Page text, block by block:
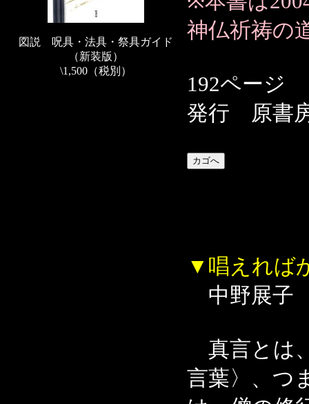
図説 呪具・法具・祭具ガイド
（新装版）
\1,500（税別）
神仏祈祷の
192ページ
発行 原書
▼唱えれば
中野展子
真言とは
言葉〉、つ